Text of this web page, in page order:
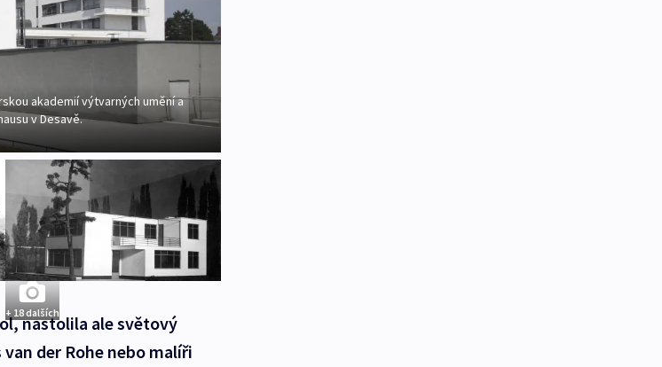
akademií výtvarných umění a
v Desavě.
+ 18 dalších
nastolila ale světový
der Rohe nebo malíři